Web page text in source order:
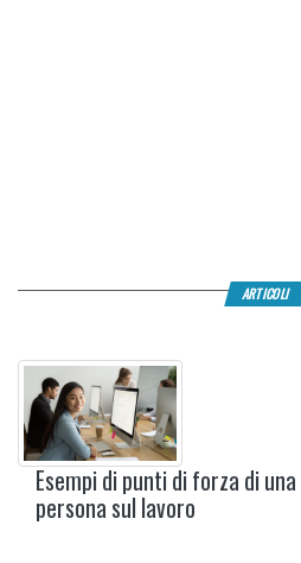
ARTICOLI
Esempi di punti di forza di una
persona sul lavoro